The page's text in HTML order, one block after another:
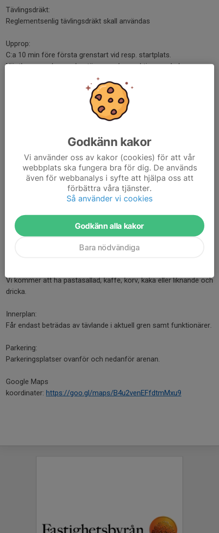
Tävlingsdräkt:
Reglementsenlig tävlingsdräkt skall användas
Upprop:
C:a 10 min före första grenstart vid resp. startplats.
Nästkommande gren bestäms med respektive grenledare.
Försök (hopp) skall påbörjas inom 60 sekunder efter upprop el.
Resultat:
Anslås snarast efter avslutad gren påwebathletics.seoch
kommer att redovisas vid nästa gren.
Priser till de 3 bästa i varje klass vid fullföljande av mångkampen,
dvs att man har startat i alla grenar i mångkampen. Prisutdelning
kommer att ske så fort vi har räknat fram poängen och
Vi kommer att ha pastasallad, kaffe, korv, kaka eller liknande och
dricka.
Innerplan:
Får endast beträdas av tävlande i aktuell gren samt funktionärer.
Parkering:
Parkeringsplatser ovanför och nedanför arenan.
Google Maps
koordinater: https://goo.gl/maps/B4u2venEFfdtmMxu9
Godkänn kakor
Vi använder oss av kakor (cookies) för att vår
webbplats ska fungera bra för dig. De används
även för webbanalys i syfte att hjälpa oss att
förbättra våra tjänster.
Så använder vi cookies
Godkänn alla kakor
Bara nödvändiga